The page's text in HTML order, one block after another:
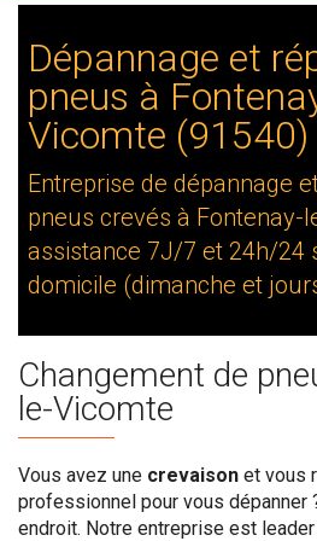
Dépannage et
pneus à
Vicomte (91540)
Entreprise de dépannage
pneus crevés à Fontenay-
assistance 7J/7 et 24h/24
domicile (dimanche et
Changement de
le-Vicomte
Vous avez une crevaison et vous
professionnel pour vous dépanner
endroit. Notre entreprise est